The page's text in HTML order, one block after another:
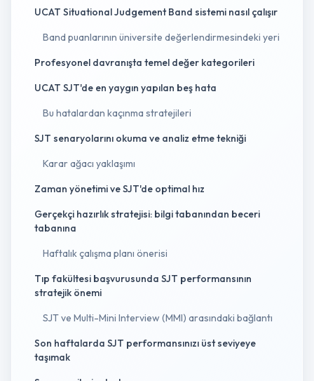
UCAT Situational Judgement Band sistemi nasıl çalışır
Band puanlarının üniversite değerlendirmesindeki yeri
Profesyonel davranışta temel değer kategorileri
UCAT SJT'de en yaygın yapılan beş hata
Bu hatalardan kaçınma stratejileri
SJT senaryolarını okuma ve analiz etme tekniği
Karar ağacı yaklaşımı
Zaman yönetimi ve SJT'de optimal hız
Gerçekçi hazırlık stratejisi: bilgi tabanından beceri
tabanına
Haftalık çalışma planı önerisi
Tıp fakültesi başvurusunda SJT performansının
stratejik önemi
SJT ve Multi-Mini Interview (MMI) arasındaki bağlantı
Son haftalarda SJT performansınızı üst seviyeye
taşımak